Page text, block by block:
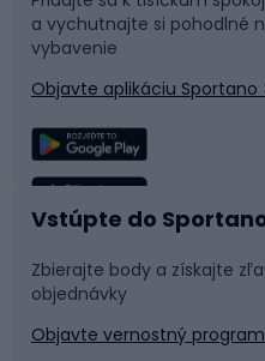
Časti bicyklov
Rybolov
Športová medicína
Bushcraft
Snowboard
Plávanie
Tímové športy
Fitness a posilňovňa
a vychutnajte si pohodlné
vybavenie
Objavte aplikáciu Sportano
Vstúpte do
Zbierajte body a získajte
objednávky
Objavte vernostný